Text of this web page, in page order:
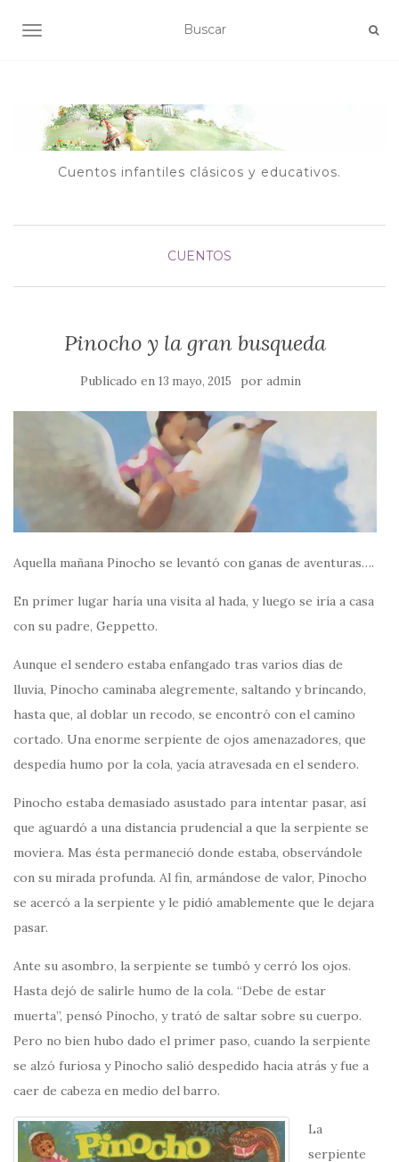
ALTERNAR NAVEGACIÓN
Cuentos infantiles clásicos y educativos.
CUENTOS
Pinocho y la gran busqueda
Publicado en 13 mayo, 2015 por admin
Aquella mañana Pinocho se levantó con ganas de aventuras….
En primer lugar haría una visita al hada, y luego se iría a casa
con su padre, Geppetto.
Aunque el sendero estaba enfangado tras varios días de
lluvia, Pinocho caminaba alegremente, saltando y brincando,
hasta que, al doblar un recodo, se encontró con el camino
cortado. Una enorme serpiente de ojos amenazadores, que
despedía humo por la cola, yacía atravesada en el sendero.
Pinocho estaba demasiado asustado para intentar pasar, así
que aguardó a una distancia prudencial a que la serpiente se
moviera. Mas ésta permaneció donde estaba, observándole
con su mirada profunda. Al fin, armándose de valor, Pinocho
se acercó a la serpiente y le pidió amablemente que le dejara
pasar.
Ante su asombro, la serpiente se tumbó y cerró los ojos.
Hasta dejó de salirle humo de la cola. “Debe de estar
muerta”, pensó Pinocho, y trató de saltar sobre su cuerpo.
Pero no bien hubo dado el primer paso, cuando la serpiente
se alzó furiosa y Pinocho salió despedido hacia atrás y fue a
caer de cabeza en medio del barro.
La
serpiente